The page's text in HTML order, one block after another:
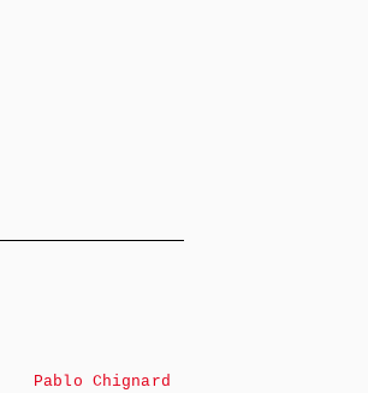
Pablo Chignard